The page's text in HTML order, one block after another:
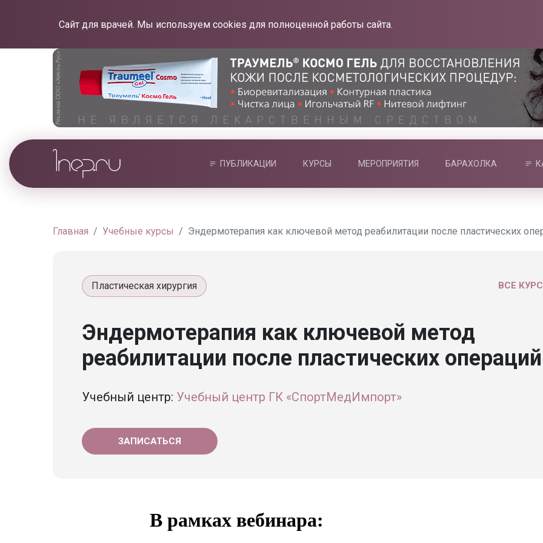
Сайт для врачей. Мы используем cookies для полноценной работы сайта.
ПУБЛИКАЦИИ КУРСЫ МЕРОПРИЯТИЯ БАРАХОЛКА
Главная Учебные курсы Эндермотерапия как ключевой метод реабилитации после пластических
ВСЕ
Пластическая хирургия
Эндермотерапия как ключевой метод
реабилитации после пластических операций
Учебный центр: Учебный центр ГК «СпортМедИмпорт»
ЗАПИСАТЬСЯ
В рамках вебинара: